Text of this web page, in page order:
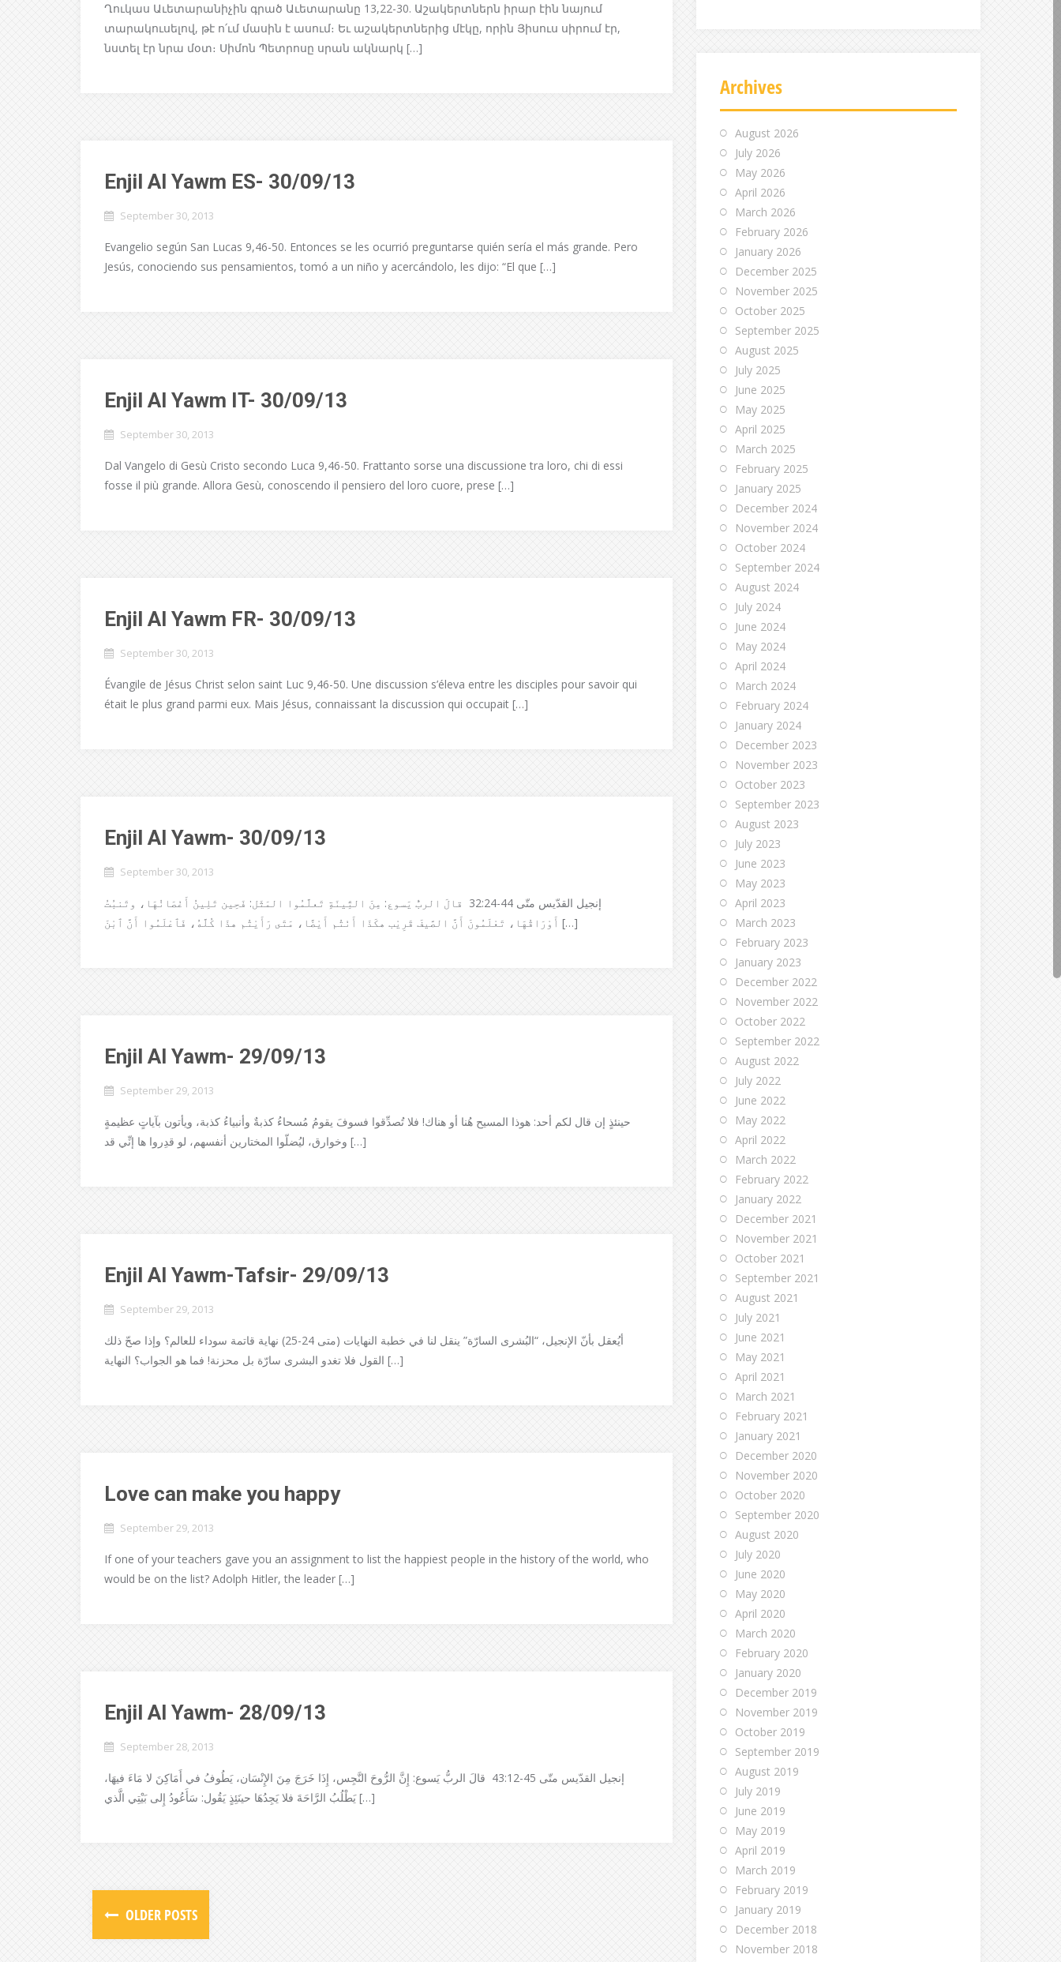
Ղուկաս Աւետարանիչին գրած Աւետարանը 13,22-30. Աշակերտներն իրար էին նայում
տարակուսելով, թէ ո՛ւմ մասին է ասում։ Եւ աշակերտներից մէկը, որին Յիսուս սիրում էր,
նստել էր նրա մօտ։ Սիմոն Պետրոսը սրան ակնարկ […]
Enjil Al Yawm ES- 30/09/13
September 30, 2013
Evangelio según San Lucas 9,46-50. Entonces se les ocurrió preguntarse quién sería el más grande. Pero
Jesús, conociendo sus pensamientos, tomó a un niño y acercándolo, les dijo: “El que […]
Enjil Al Yawm IT- 30/09/13
September 30, 2013
Dal Vangelo di Gesù Cristo secondo Luca 9,46-50. Frattanto sorse una discussione tra loro, chi di essi
fosse il più grande. Allora Gesù, conoscendo il pensiero del loro cuore, prese […]
Enjil Al Yawm FR- 30/09/13
September 30, 2013
Évangile de Jésus Christ selon saint Luc 9,46-50. Une discussion s’éleva entre les disciples pour savoir qui
était le plus grand parmi eux. Mais Jésus, connaissant la discussion qui occupait […]
Enjil Al Yawm- 30/09/13
September 30, 2013
إنجيل القدّيس متّى 44-32:24 قالَ الربُّ يَسوع: مِنَ التِّينَةِ تَعلَّمُوا المَثَل: فَحِين تَلِينُ أَغْصَانُهَا، وتَنبُتُ
أَوْرَاقُهَا، تَعْلَمُونَ أَنَّ الصَّيفَ قَرِيْب هكَذَا أَنْتُم أَيْضًا، مَتَى رَأَيْتُم هذَا كُلَّهُ، فَٱعْلَمُوا أَنَّ ٱبْنَ […]
Enjil Al Yawm- 29/09/13
September 29, 2013
حينئذٍ إن قال لكم أحد: هوذا المسيح هُنا أو هناك! فلا تُصدِّقوا فسوفَ يقومُ مُسحاءُ كذبةٌ وأنبياءُ كذبة، ويأتون بآياتٍ عظيمةٍ
وخوارق، ليُضلّوا المختارين أنفسهم، لو قدِروا ها إنِّي قد […]
Enjil Al Yawm-Tafsir- 29/09/13
September 29, 2013
أيُعقل بأنّ الإنجيل، “البُشرى السارّة” ينقل لنا في خطبة النهايات (متى 24-25) نهاية قاتمة سوداء للعالم؟ وإذا صحّ ذلك
القول فلا تغدو البشرى سارّة بل محزنة! فما هو الجواب؟ النهاية […]
Love can make you happy
September 29, 2013
If one of your teachers gave you an assignment to list the happiest people in the history of the world, who
would be on the list? Adolph Hitler, the leader […]
Enjil Al Yawm- 28/09/13
September 28, 2013
إنجيل القدّيس متّى 45-43:12 قالَ الربُّ يَسوع: إِنَّ الرُّوحَ النَّجِس، إِذَا خَرَجَ مِنَ الإِنْسَان، يَطُوفُ في أَمَاكِنَ لا مَاءَ فيهَا،
يَطْلُبُ الرَّاحَةَ فلا يَجِدُهَا حينَئِذٍ يَقُول: سَأَعُودُ إِلى بَيْتِي الَّذي […]
OLDER POSTS
Archives
August 2026
July 2026
May 2026
April 2026
March 2026
February 2026
January 2026
December 2025
November 2025
October 2025
September 2025
August 2025
July 2025
June 2025
May 2025
April 2025
March 2025
February 2025
January 2025
December 2024
November 2024
October 2024
September 2024
August 2024
July 2024
June 2024
May 2024
April 2024
March 2024
February 2024
January 2024
December 2023
November 2023
October 2023
September 2023
August 2023
July 2023
June 2023
May 2023
April 2023
March 2023
February 2023
January 2023
December 2022
November 2022
October 2022
September 2022
August 2022
July 2022
June 2022
May 2022
April 2022
March 2022
February 2022
January 2022
December 2021
November 2021
October 2021
September 2021
August 2021
July 2021
June 2021
May 2021
April 2021
March 2021
February 2021
January 2021
December 2020
November 2020
October 2020
September 2020
August 2020
July 2020
June 2020
May 2020
April 2020
March 2020
February 2020
January 2020
December 2019
November 2019
October 2019
September 2019
August 2019
July 2019
June 2019
May 2019
April 2019
March 2019
February 2019
January 2019
December 2018
November 2018